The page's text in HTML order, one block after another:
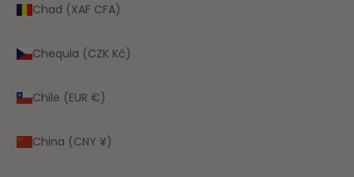
Chad (XAF CFA)
Chequia (CZK Kč)
Chile (EUR €)
China (CNY ¥)